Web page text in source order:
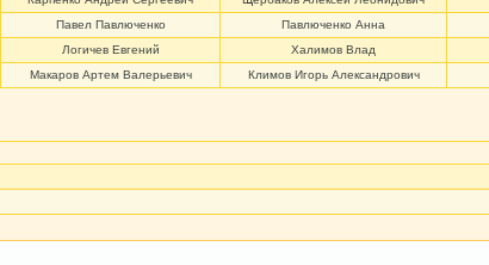
Павел Павлюченко Павлюченко Анна
Логичев Евгений Халимов Влад
Макаров Артем Валерьевич Климов Игорь Александрович